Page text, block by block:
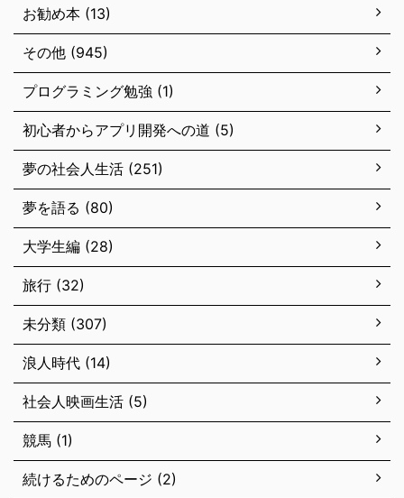
お勧め本 (13)
その他 (945)
プログラミング勉強 (1)
初心者からアプリ開発への道 (5)
夢の社会人生活 (251)
夢を語る (80)
大学生編 (28)
旅行 (32)
未分類 (307)
浪人時代 (14)
社会人映画生活 (5)
競馬 (1)
続けるためのページ (2)